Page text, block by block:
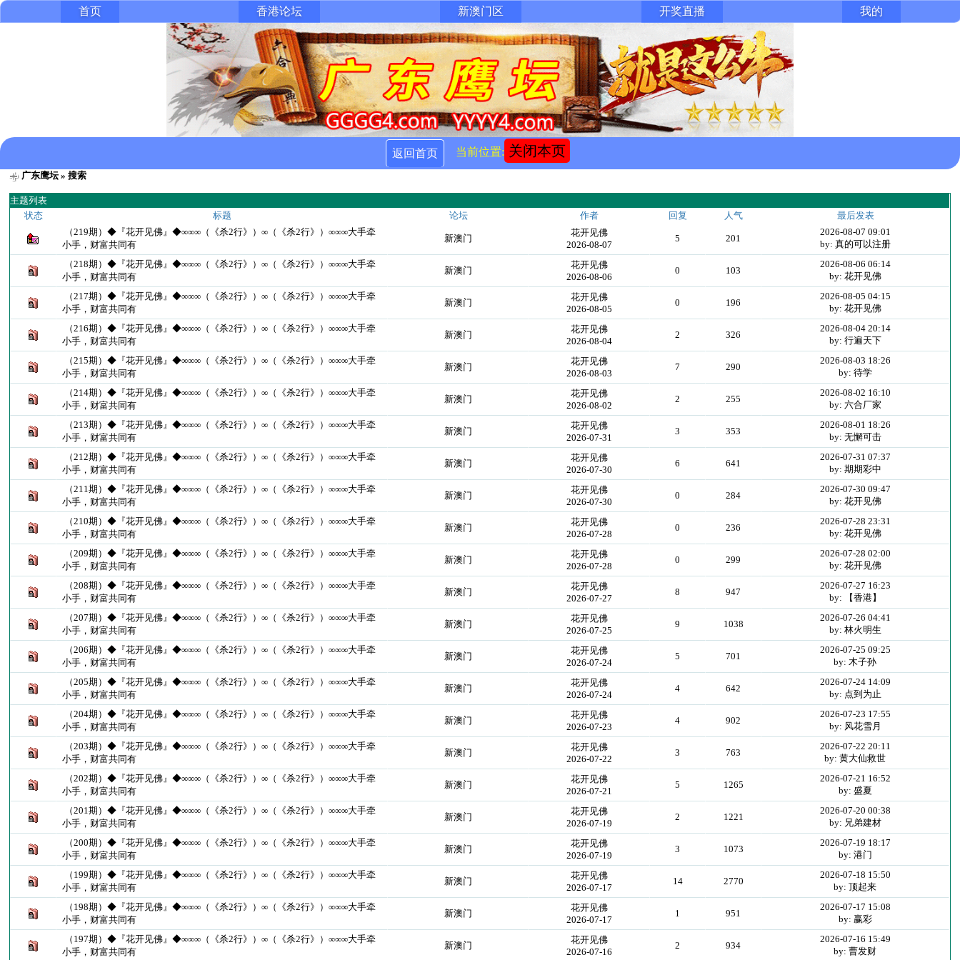
首页 香港论坛 新澳门区 开奖直播 我的
返回首页 当前位置: 关闭本页
广东鹰坛» 搜索
主题列表
状态
标题 论坛 作者 回复 人气
最后发表
（219期）◆『花开见佛』◆∞∞∞（《杀2行》）∞（《杀2行》）∞∞∞大手牵
小手，财富共同有
新澳门
花开见佛
2026-08-07
5 201
2026-08-07 09:01
by: 真的可以注册
（218期）◆『花开见佛』◆∞∞∞（《杀2行》）∞（《杀2行》）∞∞∞大手牵
小手，财富共同有
新澳门
花开见佛
2026-08-06
0 103
2026-08-06 06:14
by: 花开见佛
（217期）◆『花开见佛』◆∞∞∞（《杀2行》）∞（《杀2行》）∞∞∞大手牵
小手，财富共同有
新澳门
花开见佛
2026-08-05
0 196
2026-08-05 04:15
by: 花开见佛
（216期）◆『花开见佛』◆∞∞∞（《杀2行》）∞（《杀2行》）∞∞∞大手牵
小手，财富共同有
新澳门
花开见佛
2026-08-04
2 326
2026-08-04 20:14
by: 行遍天下
（215期）◆『花开见佛』◆∞∞∞（《杀2行》）∞（《杀2行》）∞∞∞大手牵
小手，财富共同有
新澳门
花开见佛
2026-08-03
7 290
2026-08-03 18:26
by: 待学
（214期）◆『花开见佛』◆∞∞∞（《杀2行》）∞（《杀2行》）∞∞∞大手牵
小手，财富共同有
新澳门
花开见佛
2026-08-02
2 255
2026-08-02 16:10
by: 六合厂家
（213期）◆『花开见佛』◆∞∞∞（《杀2行》）∞（《杀2行》）∞∞∞大手牵
小手，财富共同有
新澳门
花开见佛
2026-07-31
3 353
2026-08-01 18:26
by: 无懈可击
（212期）◆『花开见佛』◆∞∞∞（《杀2行》）∞（《杀2行》）∞∞∞大手牵
小手，财富共同有
新澳门
花开见佛
2026-07-30
6 641
2026-07-31 07:37
by: 期期彩中
（211期）◆『花开见佛』◆∞∞∞（《杀2行》）∞（《杀2行》）∞∞∞大手牵
小手，财富共同有
新澳门
花开见佛
2026-07-30
0 284
2026-07-30 09:47
by: 花开见佛
（210期）◆『花开见佛』◆∞∞∞（《杀2行》）∞（《杀2行》）∞∞∞大手牵
小手，财富共同有
新澳门
花开见佛
2026-07-28
0 236
2026-07-28 23:31
by: 花开见佛
（209期）◆『花开见佛』◆∞∞∞（《杀2行》）∞（《杀2行》）∞∞∞大手牵
小手，财富共同有
新澳门
花开见佛
2026-07-28
0 299
2026-07-28 02:00
by: 花开见佛
（208期）◆『花开见佛』◆∞∞∞（《杀2行》）∞（《杀2行》）∞∞∞大手牵
小手，财富共同有
新澳门
花开见佛
2026-07-27
8 947
2026-07-27 16:23
by: 【香港】
（207期）◆『花开见佛』◆∞∞∞（《杀2行》）∞（《杀2行》）∞∞∞大手牵
小手，财富共同有
新澳门
花开见佛
2026-07-25
9 1038
2026-07-26 04:41
by: 林火明生
（206期）◆『花开见佛』◆∞∞∞（《杀2行》）∞（《杀2行》）∞∞∞大手牵
小手，财富共同有
新澳门
花开见佛
2026-07-24
5 701
2026-07-25 09:25
by: 木子孙
（205期）◆『花开见佛』◆∞∞∞（《杀2行》）∞（《杀2行》）∞∞∞大手牵
小手，财富共同有
新澳门
花开见佛
2026-07-24
4 642
2026-07-24 14:09
by: 点到为止
（204期）◆『花开见佛』◆∞∞∞（《杀2行》）∞（《杀2行》）∞∞∞大手牵
小手，财富共同有
新澳门
花开见佛
2026-07-23
4 902
2026-07-23 17:55
by: 风花雪月
（203期）◆『花开见佛』◆∞∞∞（《杀2行》）∞（《杀2行》）∞∞∞大手牵
小手，财富共同有
新澳门
花开见佛
2026-07-22
3 763
2026-07-22 20:11
by: 黄大仙救世
（202期）◆『花开见佛』◆∞∞∞（《杀2行》）∞（《杀2行》）∞∞∞大手牵
小手，财富共同有
新澳门
花开见佛
2026-07-21
5 1265
2026-07-21 16:52
by: 盛夏
（201期）◆『花开见佛』◆∞∞∞（《杀2行》）∞（《杀2行》）∞∞∞大手牵
小手，财富共同有
新澳门
花开见佛
2026-07-19
2 1221
2026-07-20 00:38
by: 兄弟建材
（200期）◆『花开见佛』◆∞∞∞（《杀2行》）∞（《杀2行》）∞∞∞大手牵
小手，财富共同有
新澳门
花开见佛
2026-07-19
3 1073
2026-07-19 18:17
by: 港门
（199期）◆『花开见佛』◆∞∞∞（《杀2行》）∞（《杀2行》）∞∞∞大手牵
小手，财富共同有
新澳门
花开见佛
2026-07-17
14 2770
2026-07-18 15:50
by: 顶起来
（198期）◆『花开见佛』◆∞∞∞（《杀2行》）∞（《杀2行》）∞∞∞大手牵
小手，财富共同有
新澳门
花开见佛
2026-07-17
1 951
2026-07-17 15:08
by: 赢彩
（197期）◆『花开见佛』◆∞∞∞（《杀2行》）∞（《杀2行》）∞∞∞大手牵
小手，财富共同有
新澳门
花开见佛
2026-07-16
2 934
2026-07-16 15:49
by: 曹发财